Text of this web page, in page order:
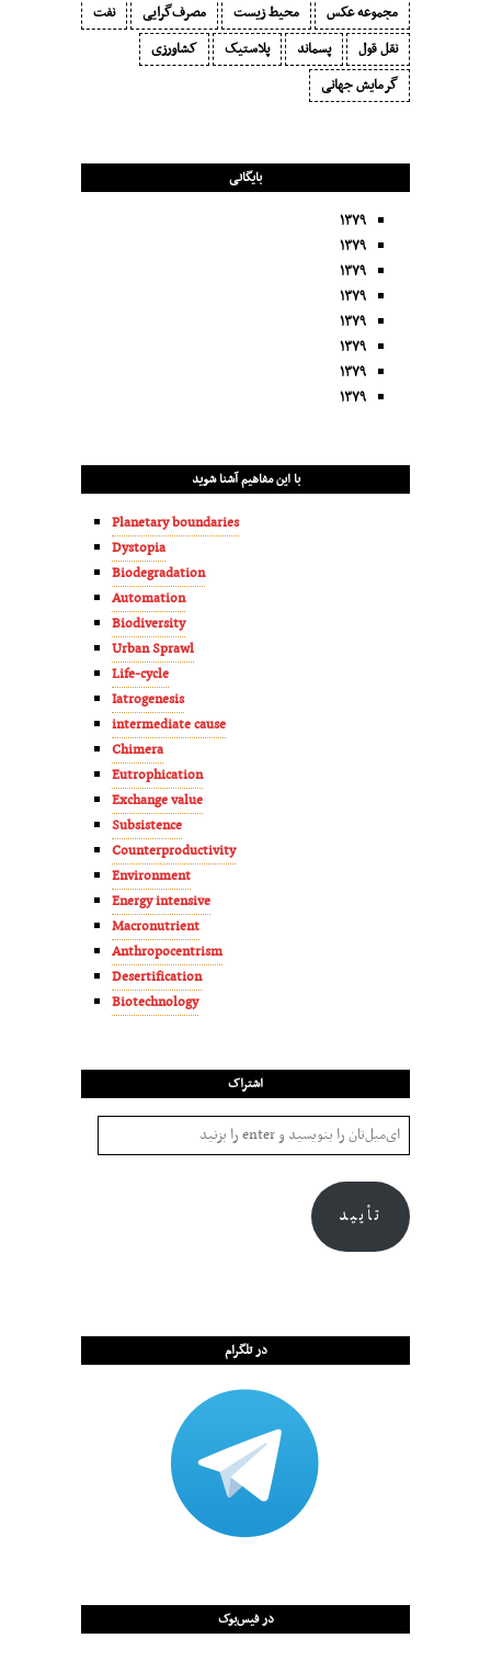
مجموعه عکس
محیط زیست مصرف‌گرایی‬
نفت
نقل قول
پسماند پلاستیک
کشاورزی
گرمایش جهانی
بایگانی
۱۳۷۹
۱۳۷۹
۱۳۷۹
۱۳۷۹
۱۳۷۹
۱۳۷۹
۱۳۷۹
۱۳۷۹
با این مفاهیم آشنا شوید
Planetary boundaries
Dystopia
Biodegradation
Automation
Biodiversity
Urban Sprawl
Life-cycle
Iatrogenesis
intermediate cause
Chimera
Eutrophication
Exchange value
Subsistence
Counterproductivity
Environment
Energy intensive
Macronutrient
Anthropocentrism
Desertification
Biotechnology
اشتراک
تأیید
در تلگرام
در فیس‌بوک